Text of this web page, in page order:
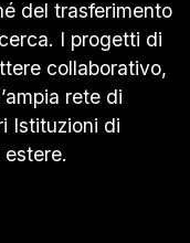
del trasferimento
I progetti di
collaborativo,
rete di
Istituzioni di